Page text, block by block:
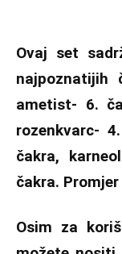
Ovaj set
najpoznatijih
ametist- 6.
rozenkvarc-
čakra,
čakra.
Osim za